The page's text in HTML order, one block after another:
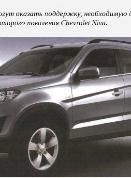
оказать поддержку, необходимую
поколения Chevrolet Niva.